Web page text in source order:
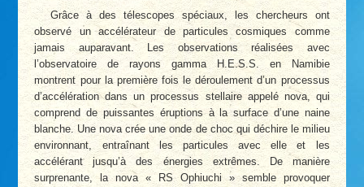
Grâce à des télescopes spéciaux, les chercheurs ont
observé un accélérateur de particules cosmiques comme
jamais auparavant. Les observations réalisées avec
l’observatoire de rayons gamma H.E.S.S. en Namibie
montrent pour la première fois le déroulement d’un processus
d’accélération dans un processus stellaire appelé nova, qui
comprend de puissantes éruptions à la surface d’une naine
blanche. Une nova crée une onde de choc qui déchire le milieu
environnant, entraînant les particules avec elle et les
accélérant jusqu’à des énergies extrêmes. De manière
surprenante, la nova « RS Ophiuchi » semble provoquer